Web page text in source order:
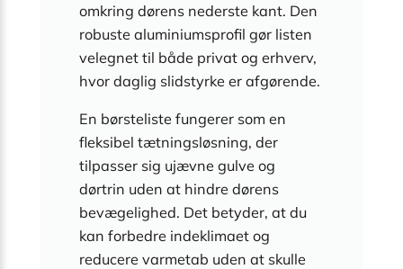
omkring dørens nederste kant. Den
robuste aluminiumsprofil gør listen
velegnet til både privat og erhverv,
hvor daglig slidstyrke er afgørende.
En børsteliste fungerer som en
fleksibel tætningsløsning, der
tilpasser sig ujævne gulve og
dørtrin uden at hindre dørens
bevægelighed. Det betyder, at du
kan forbedre indeklimaet og
reducere varmetab uden at skulle